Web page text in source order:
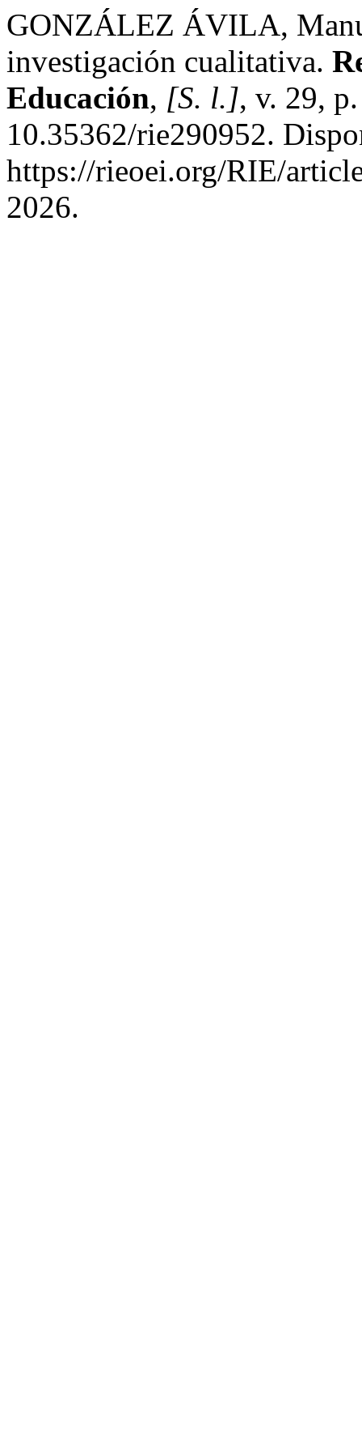
GONZÁLEZ ÁVILA,
investigación cualitativa.
Educación, [S. l.], v. 29,
10.35362/rie290952.
https://rieoei.org/RIE/
2026.